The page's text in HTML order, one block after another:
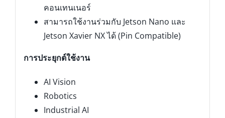
คอนเทนเนอร์
สามารถใช้งานร่วมกับ Jetson Nano และ
Jetson Xavier NX ได้ (Pin Compatible)
การประยุกต์ใช้งาน
AI Vision
Robotics
Industrial AI